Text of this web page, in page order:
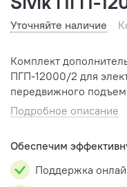
Уточняйте наличие
Комплект
ПГП-12000/2 для
передвижного
Подробное описание
Обеспечим
Поддержка